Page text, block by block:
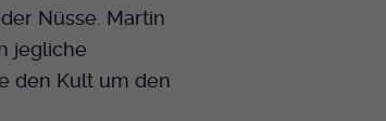
Nüsse. Martin
jegliche
den Kult um den